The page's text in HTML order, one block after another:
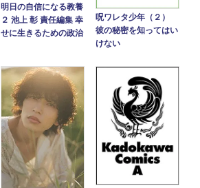
明日の自信になる教養
２ 池上 彰 責任編集 幸
せに生きるための政治
呪ワレタ少年（２）
彼の秘密を知ってはい
けない